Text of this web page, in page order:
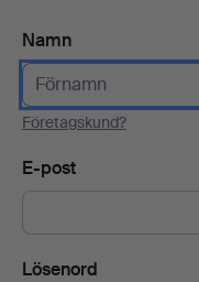
Namn
Företagskund?
E-post
Lösenord